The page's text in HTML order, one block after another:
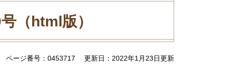
（html版）
ページ番号：0453717 更新日：2022年1月23日更新